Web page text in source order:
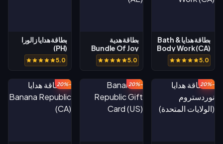
بطاقة هدايا Bath &
Body Work (CA)
5.0
بطاقة هدية
Bundle Of Joy
(AE)
5.0
بطاقة هدايا زالورا
(PH)
5.0
-20%
-20%
-20%